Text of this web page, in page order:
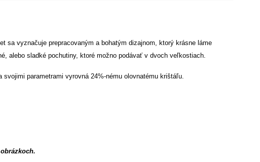
sa vyznačuje prepracovaným a bohatým dizajnom, ktorý krásne láme
alebo sladké pochutiny, ktoré možno podávať v dvoch veľkostiach.
parametrami vyrovná 24%-nému olovnatému krištáľu.